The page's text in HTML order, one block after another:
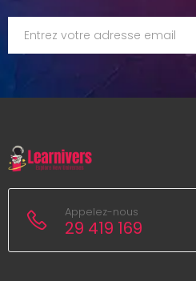
Appelez-nous
29 419 169